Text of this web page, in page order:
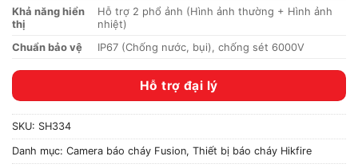
Khả năng hiển
thị
Hỗ trợ 2 phổ ảnh (Hình ảnh thường + Hình ảnh
nhiệt)
Chuẩn bảo vệ
IP67 (Chống nước, bụi), chống sét 6000V
Hỗ trợ đại lý
SKU: SH334
Danh mục: Camera báo cháy Fusion, Thiết bị báo cháy Hikfire